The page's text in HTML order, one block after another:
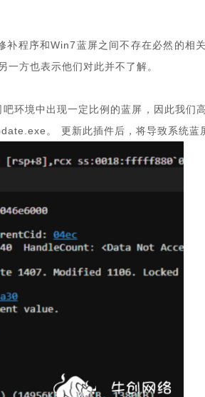
程序和Win7蓝屏之间不存在必然的相
方也表示他们对此并不了解。
环境中出现一定比例的蓝屏，因此我们
。 更新此插件后，将导致系统蓝